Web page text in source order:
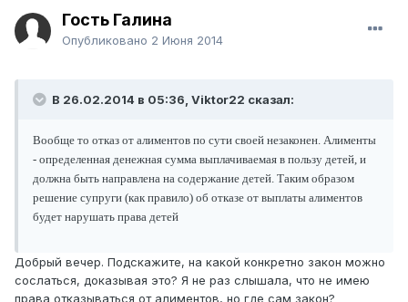
Гость Галина
Опубликовано 2 Июня 2014
В 26.02.2014 в 05:36, Viktor22 сказал:
Вообще то отказ от алиментов по сути своей незаконен. Алименты
- определенная денежная сумма выплачиваемая в пользу детей, и
должна быть направлена на содержание детей. Таким образом
решение супруги (как правило) об отказе от выплаты алиментов
будет нарушать права детей
Добрый вечер. Подскажите, на какой конкретно закон можно
сослаться, доказывая это? Я не раз слышала, что не имею
права отказываться от алиментов, но где сам закон?